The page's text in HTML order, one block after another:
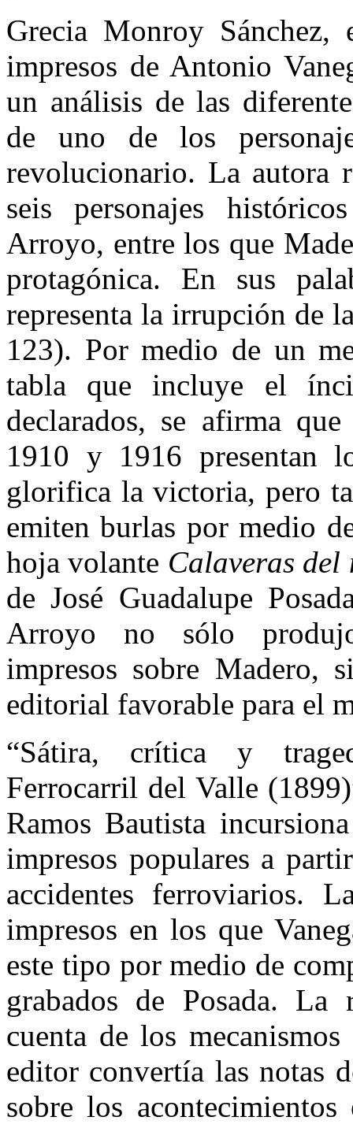
Grecia Monroy
impresos de Antonio
un análisis de las
de uno de los
revolucionario. La autora
seis personajes
Arroyo, entre los que
protagónica. En sus
representa la irrupción de
123). Por medio de un
tabla que incluye el
declarados, se afirma
1910 y 1916 presentan
glorifica la victoria, pero
emiten burlas por medio
hoja volante Calaveras del
de José Guadalupe
Arroyo no sólo
impresos sobre Madero,
editorial favorable para el
“Sátira, crítica y
Ferrocarril del Valle
Ramos Bautista
impresos populares a
accidentes ferroviarios.
impresos en los que
este tipo por medio de
grabados de Posada.
cuenta de los
editor convertía las notas
sobre los